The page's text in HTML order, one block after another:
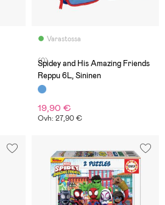
Varastossa
(0)
Spidey and His Amazing Friends
Reppu 6L, Sininen
19,90 €
Ovh: 27,90 €